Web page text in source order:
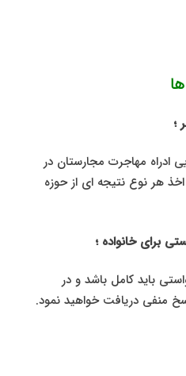
؛
ادراه مهاجرت مجارستان در
هر نوع نتیجه ای از حوزه
برای خانواده ؛
باید کامل باشد و در
منفی دریافت خواهید نمود.